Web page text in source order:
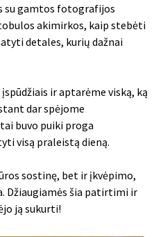
su gamtos fotografijos
akimirkos, kaip stebėti
detales, kurių dažnai
ir aptarėme viską, ką
dar spėjome
buvo puiki proga
visą praleistą dieną.
sostinę, bet ir įkvėpimo,
Džiaugiamės šia patirtimi ir
ją sukurti!